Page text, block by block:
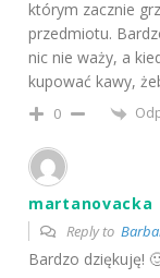
którym zacznie
przedmiotu.
nic nie waży, a
kupować kawy,
0
martanovacka
Reply to
Bardzo dziękuję!